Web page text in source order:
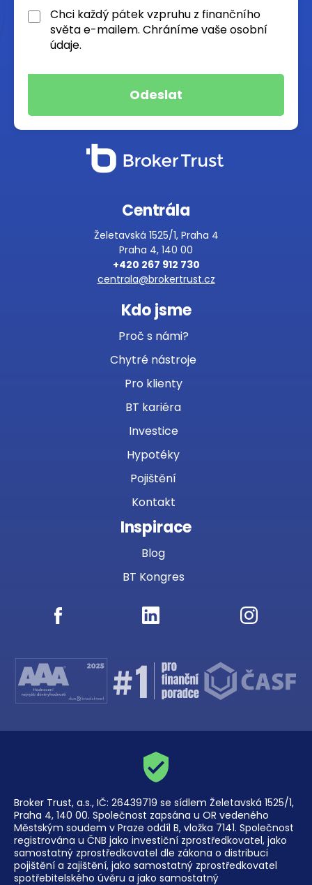
Chci každý pátek vzpruhu z finančního
světa e-mailem. Chráníme vaše osobní
údaje.
Centrála
Želetavská 1525/1, Praha 4
Praha 4, 140 00
+420 267 912 730
centrala@brokertrust.cz
Kdo jsme
Proč s námi?
Chytré nástroje
Pro klienty
BT kariéra
Investice
Hypotéky
Pojištění
Kontakt
Inspirace
Blog
BT Kongres
Broker Trust, a.s., IČ: 26439719 se sídlem Želetavská 1525/1,
Praha 4, 140 00. Společnost zapsána u OR vedeného
Městským soudem v Praze oddíl B, vložka 7141. Společnost
registrována u ČNB jako investiční zprostředkovatel, jako
samostatný zprostředkovatel dle zákona o distribuci
pojištění a zajištění, jako samostatný zprostředkovatel
spotřebitelského úvěru a jako samostatný